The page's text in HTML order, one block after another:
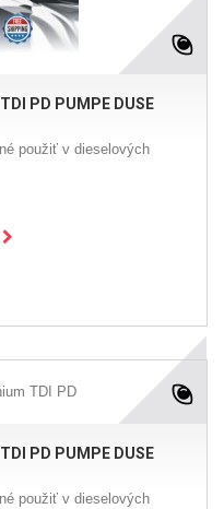
PD PUMPE DUSE
použiť v dieselových
PD PUMPE DUSE
použiť v dieselových